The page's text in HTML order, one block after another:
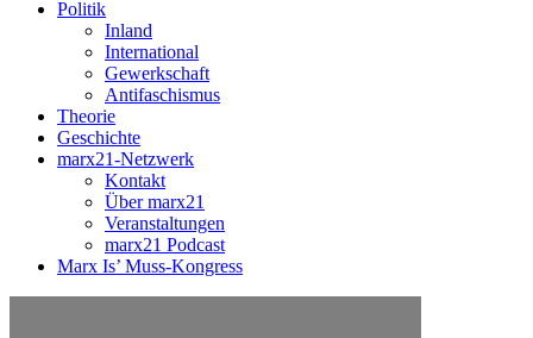
Politik
Inland
International
Gewerkschaft
Antifaschismus
Theorie
Geschichte
marx21-Netzwerk
Kontakt
Über marx21
Veranstaltungen
marx21 Podcast
Marx Is’ Muss-Kongress